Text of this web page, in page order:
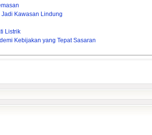
Kawasan Lindung
Listrik
Kebijakan yang Tepat Sasaran